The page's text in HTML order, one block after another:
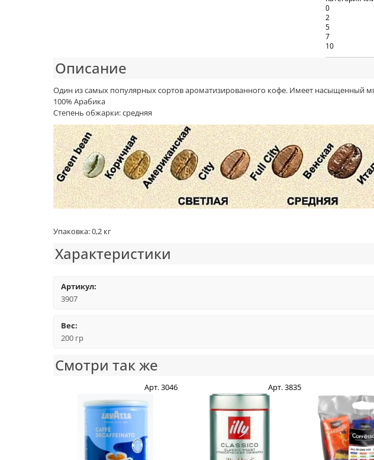
0
2
5
7
10
Описание
Один из самых популярных сортов ароматизированного кофе. Имеет насыщенный
100% Арабика
Степень обжарки: средняя
Упаковка: 0,2 кг
Характеристики
Артикул:
3907
Вес:
200 гр
Смотри так же
Арт. 3046 Арт. 3835